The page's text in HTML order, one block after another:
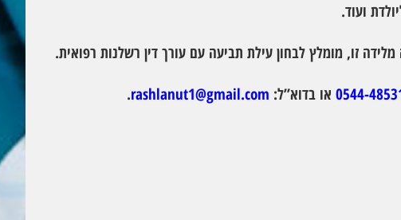
ועוד.
זו, מומלץ לבחון עילת תביעה עם עורך דין רשלנות רפואית.
0544- או בדוא”ל: rashlanut1@gmail.com
.